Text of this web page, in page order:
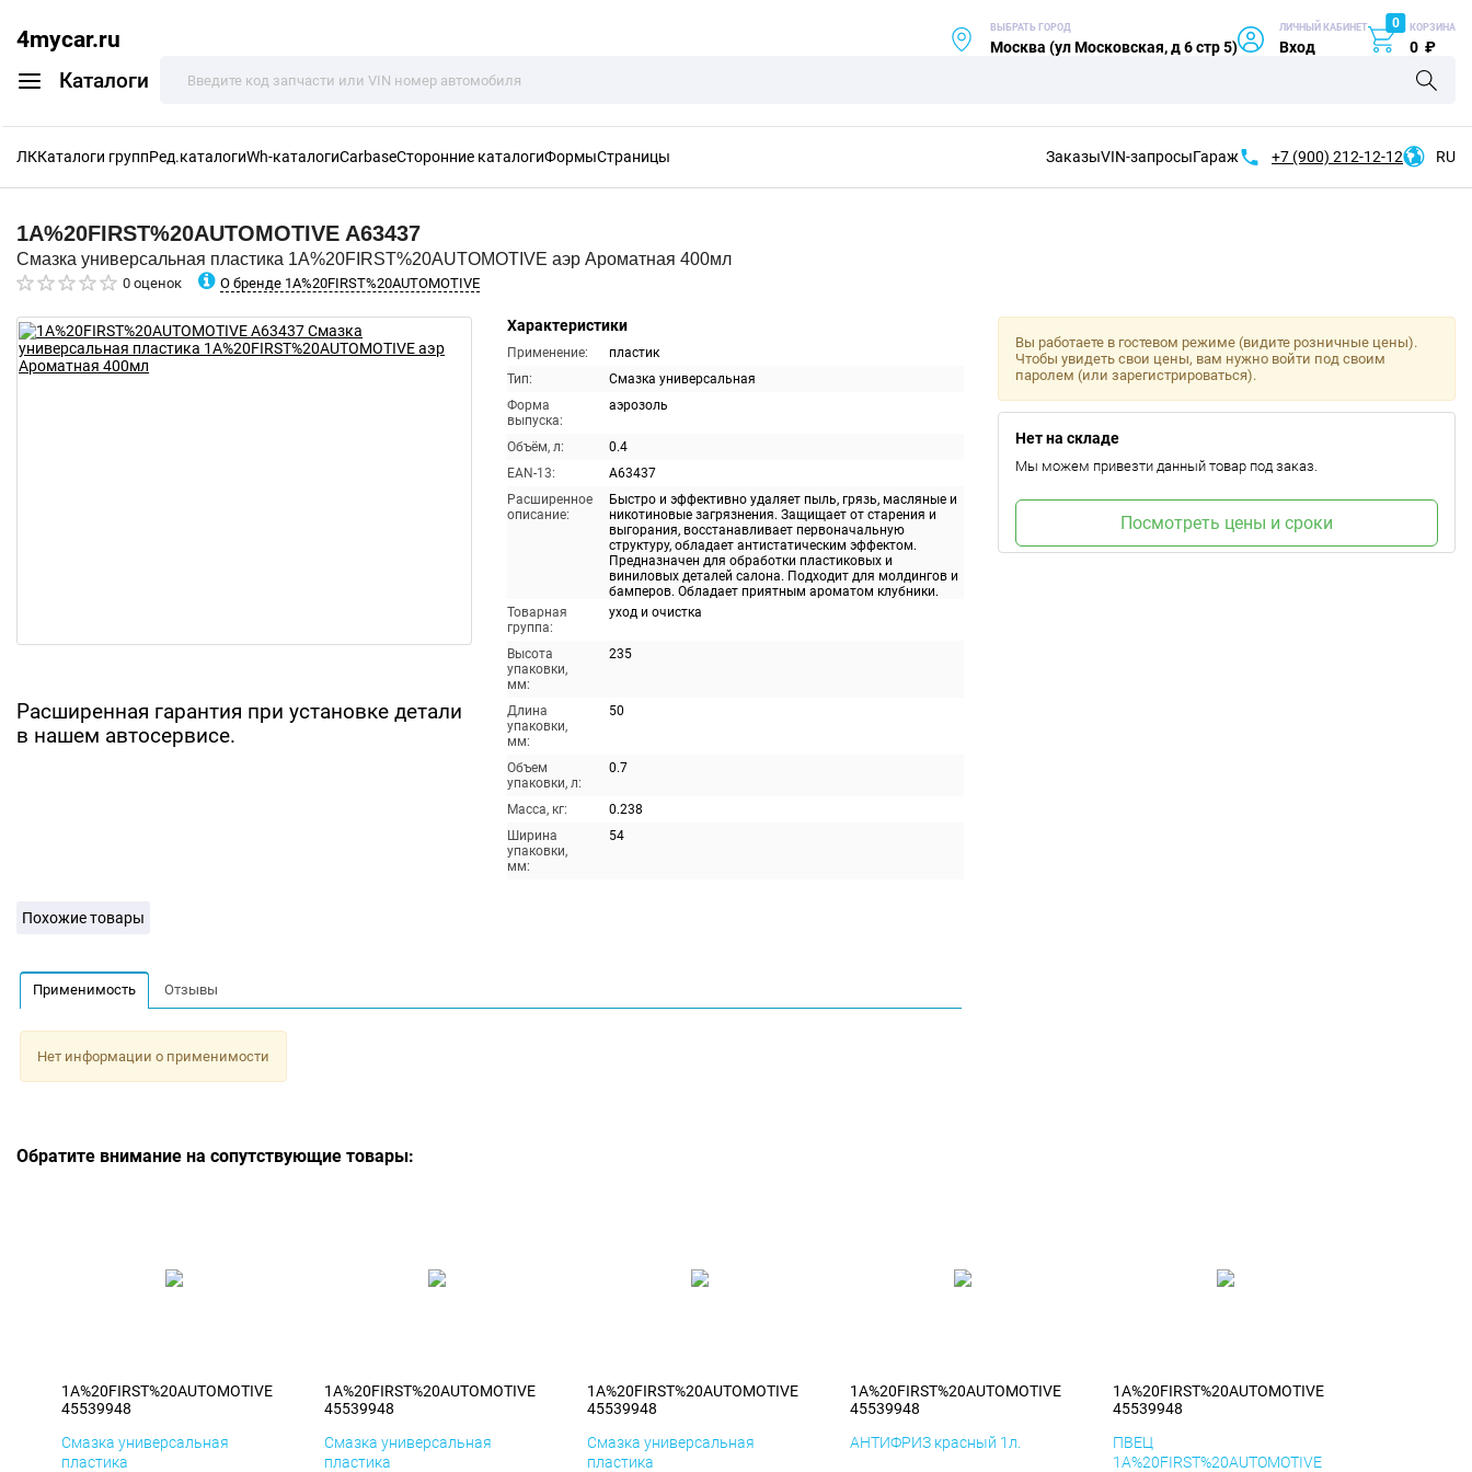
4mycar.ru
Каталоги
ВЫБРАТЬ ГОРОД
Москва (ул Московская, д 6 стр 5)
ЛИЧНЫЙ КАБИНЕТ
Вход
0 КОРЗИНА
0 ₽
ЛККаталоги группРед.каталогиWh-каталогиCarbaseСторонние каталогиФормыСтраницы ЗаказыVIN-запросыГараж +7 (900) 212-12-12 RU
1A%20FIRST%20AUTOMOTIVE A63437
Смазка универсальная пластика 1A%20FIRST%20AUTOMOTIVE аэр Ароматная 400мл
0 оценок О бренде 1A%20FIRST%20AUTOMOTIVE
Расширенная гарантия при установке детали
в нашем автосервисе.
Характеристики
Применение:
пластик
Тип:
Смазка универсальная
Форма
выпуска:
аэрозоль
Объём, л:
0.4
EAN-13:
A63437
Расширенное
описание:
Быстро и эффективно удаляет пыль, грязь, масляные и
никотиновые загрязнения. Защищает от старения и
выгорания, восстанавливает первоначальную
структуру, обладает антистатическим эффектом.
Предназначен для обработки пластиковых и
виниловых деталей салона. Подходит для молдингов и
бамперов. Обладает приятным ароматом клубники.
Товарная
группа:
уход и очистка
Высота
упаковки,
мм:
235
Длина
упаковки,
мм:
50
Объем
упаковки, л:
0.7
Масса, кг:
0.238
Ширина
упаковки,
мм:
54
Вы работаете в гостевом режиме (видите розничные цены).
Чтобы увидеть свои цены, вам нужно войти под своим
паролем (или зарегистрироваться).
Нет на складе
Мы можем привезти данный товар под заказ.
Посмотреть цены и сроки
Похожие товары
Применимость Отзывы
Нет информации о применимости
Обратите внимание на сопутствующие товары:
1A%20FIRST%20AUTOMOTIVE
45539948
Смазка универсальная
пластика
1A%20FIRST%20AUTOMOTIVE
45539948
Смазка универсальная
пластика
1A%20FIRST%20AUTOMOTIVE
45539948
Смазка универсальная
пластика
1A%20FIRST%20AUTOMOTIVE
45539948
АНТИФРИЗ красный 1л.
1A%20FIRST%20AUTOMOTIVE
45539948
ПВЕЦ
1A%20FIRST%20AUTOMOTIVE